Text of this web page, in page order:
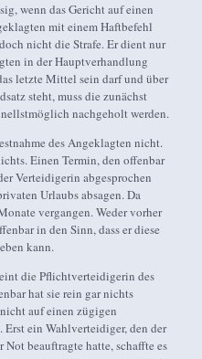
wenn das Gericht auf einen
mit einem Haftbefehl
nicht die Strafe. Er dient nur
in der Hauptverhandlung
letzte Mittel sein darf und über
steht, muss die zunächst
nachgeholt werden.
des Angeklagten nicht.
Einen Termin, den offenbar
Verteidigerin abgesprochen
Urlaubs absagen. Da
vergangen. Weder vorher
in den Sinn, dass er diese
kann.
die Pflichtverteidigerin des
hat sie rein gar nichts
auf einen zügigen
ein Wahlverteidiger, den der
beauftragte hatte, schaffte es